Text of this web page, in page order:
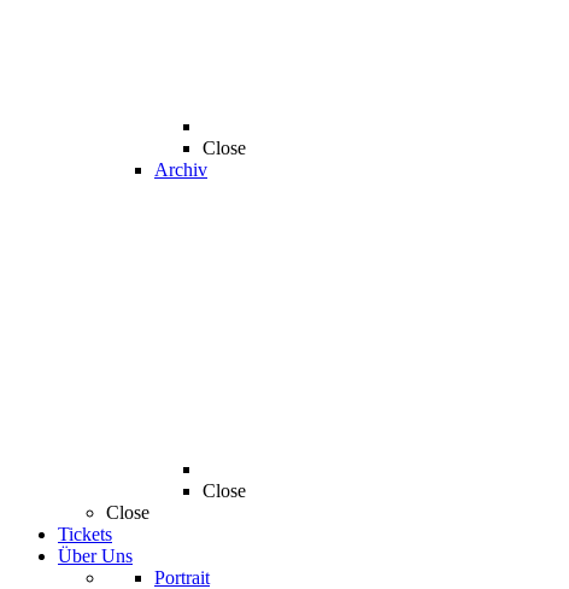
Close
Archiv
Close
Close
Tickets
Über Uns
Portrait